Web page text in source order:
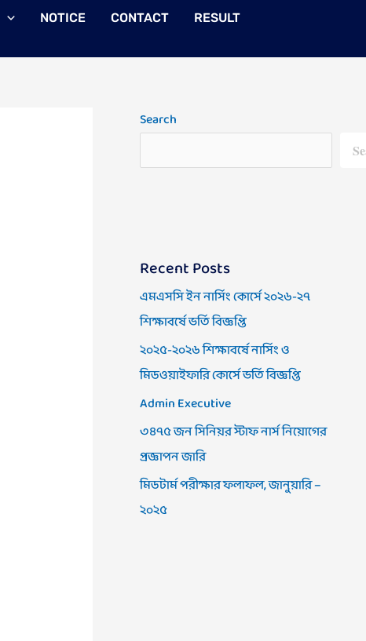
NOTICE CONTACT
RESULT
Search
Recent Posts
এমএসসি ইন নার্সিং কোর্সে ২০২৬-২৭
শিক্ষাবর্ষে ভর্তি বিজ্ঞপ্তি
২০২৫-২০২৬ শিক্ষাবর্ষে নার্সিং ও
মিডওয়াইফারি কোর্সে ভর্তি বিজ্ঞপ্তি
Admin Executive
৩৪৭৫ জন সিনিয়র স্টাফ নার্স নিয়োগের
প্রজ্ঞাপন জারি
মিডটার্ম পরীক্ষার ফলাফল, জানুয়ারি –
২০২৫